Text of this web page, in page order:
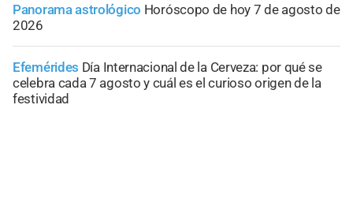
Panorama astrológico Horóscopo de hoy 7 de agosto de
2026
Efemérides Día Internacional de la Cerveza: por qué se
celebra cada 7 agosto y cuál es el curioso origen de la
festividad